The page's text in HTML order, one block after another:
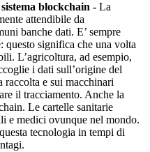
blockchain - La
attendibile da
banche dati. E’ sempre
questo significa che una volta
L’agricoltura, ad esempio,
i dati sull’origine del
raccolta e sui macchinari
il tracciamento. Anche la
Le cartelle sanitarie
e medici ovunque nel mondo.
tecnologia in tempi di